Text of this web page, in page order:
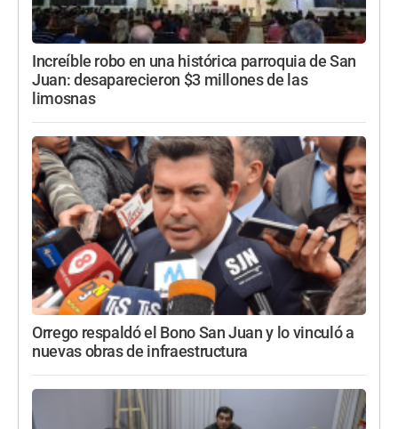
Increíble robo en una histórica parroquia de San
Juan: desaparecieron $3 millones de las
limosnas
Orrego respaldó el Bono San Juan y lo vinculó a
nuevas obras de infraestructura